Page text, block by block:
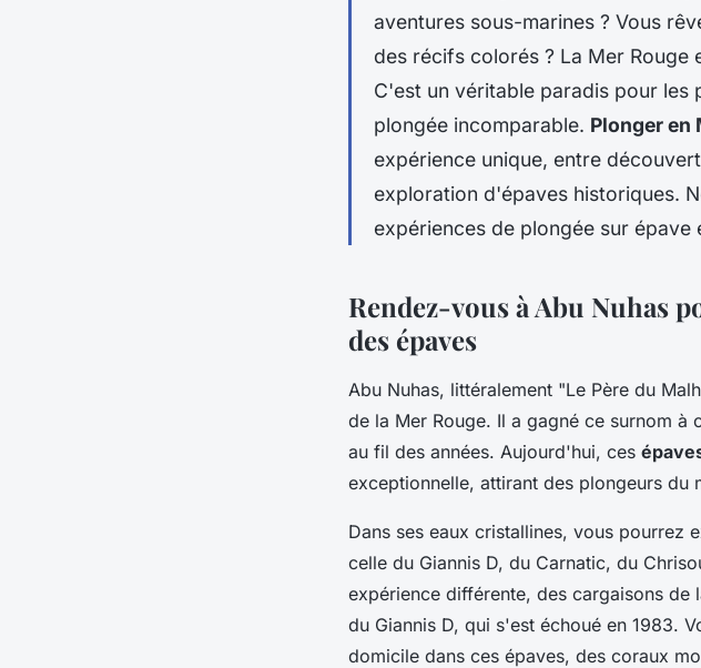
aventures sous-marines ? Vous
des récifs colorés ? La Mer
C'est un véritable paradis pour
plongée incomparable. Plonger en
expérience unique, entre
exploration d'épaves historiques.
expériences de plongée sur épave
Rendez-vous à Abu Nuhas
des épaves
Abu Nuhas, littéralement "Le Père du
de la Mer Rouge. Il a gagné ce surnom
au fil des années. Aujourd'hui, ces
exceptionnelle, attirant des plongeurs du
Dans ses eaux cristallines, vous pourrez
celle du Giannis D, du Carnatic, du
expérience différente, des cargaisons de
du Giannis D, qui s'est échoué en 1983.
domicile dans ces épaves, des coraux